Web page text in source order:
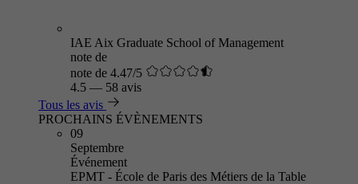
IAE Aix Graduate School of Management
note de
note de 4.47/5
4.5 — 58 avis
Tous les avis
PROCHAINS ÉVÈNEMENTS
09
Septembre
Événement
EPMT - École de Paris des Métiers de la Table